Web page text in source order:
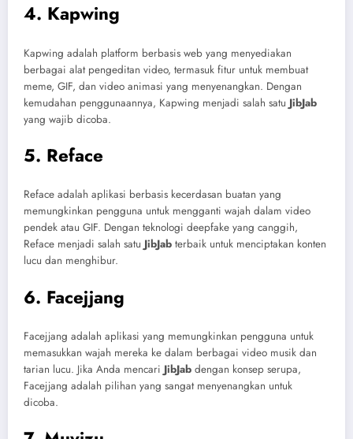
4. Kapwing
Kapwing adalah platform berbasis web yang menyediakan
berbagai alat pengeditan video, termasuk fitur untuk membuat
meme, GIF, dan video animasi yang menyenangkan. Dengan
kemudahan penggunaannya, Kapwing menjadi salah satu JibJab
yang wajib dicoba.
5. Reface
Reface adalah aplikasi berbasis kecerdasan buatan yang
memungkinkan pengguna untuk mengganti wajah dalam video
pendek atau GIF. Dengan teknologi deepfake yang canggih,
Reface menjadi salah satu JibJab terbaik untuk menciptakan konten
lucu dan menghibur.
6. Facejjang
Facejjang adalah aplikasi yang memungkinkan pengguna untuk
memasukkan wajah mereka ke dalam berbagai video musik dan
tarian lucu. Jika Anda mencari JibJab dengan konsep serupa,
Facejjang adalah pilihan yang sangat menyenangkan untuk
dicoba.